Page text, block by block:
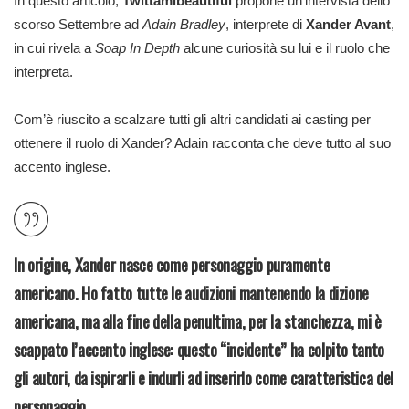
scorso Settembre ad Adain Bradley, interprete di Xander Avant,
in cui rivela a Soap In Depth alcune curiosità su lui e il ruolo che
interpreta.
Com’è riuscito a scalzare tutti gli altri candidati ai casting per
ottenere il ruolo di Xander? Adain racconta che deve tutto al suo
accento inglese.
In origine, Xander nasce come personaggio puramente
americano. Ho fatto tutte le audizioni mantenendo la dizione
americana, ma alla fine della penultima, per la stanchezza, mi è
scappato l’accento inglese: questo “incidente” ha colpito tanto
gli autori, da ispirarli e indurli ad inserirlo come caratteristica del